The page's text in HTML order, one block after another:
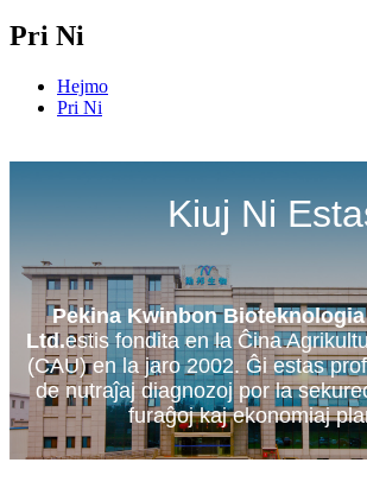
Pri Ni
Hejmo
Pri Ni
Kiuj Ni
Pekina Kwinbon
Ltd.estis fondita en la Ĉina
(CAU) en la jaro 2002. Ĝi estas
de nutraĵaj diagnozoj por la
furaĝoj kaj ekonomiaj